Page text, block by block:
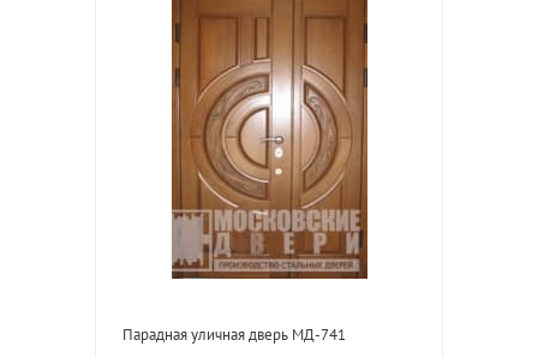
Парадная уличная дверь МД-741